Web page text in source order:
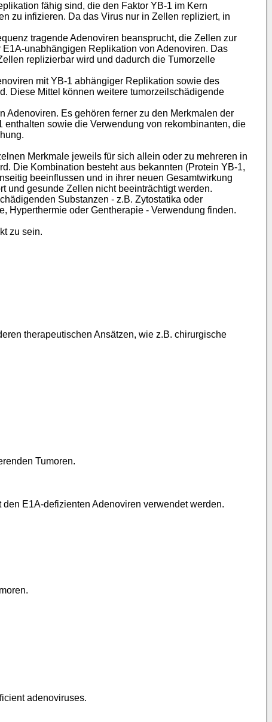
fähig sind, die den Faktor YB-1 im Kern
zu infizieren. Da das Virus nur in Zellen repliziert, in
tragende Adenoviren beansprucht, die Zellen zur
unabhängigen Replikation von Adenoviren. Das
replizierbar wird und dadurch die Tumorzelle
mit YB-1 abhängiger Replikation sowie des
Diese Mittel können weitere tumorzeilschädigende
Es gehören ferner zu den Merkmalen der
sowie die Verwendung von rekombinanten, die
Merkmale jeweils für sich allein oder zu mehreren in
Die Kombination besteht aus bekannten (Protein YB-1,
beeinflussen und in ihrer neuen Gesamtwirkung
und gesunde Zellen nicht beeinträchtigt werden.
Substanzen - z.B. Zytostatika oder
Hyperthermie oder Gentherapie - Verwendung finden.
zu sein.
therapeutischen Ansätzen, wie z.B. chirurgische
Tumoren.
E1A-defizienten Adenoviren verwendet werden.
adenoviruses.